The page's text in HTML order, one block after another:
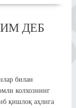
ДЕБ
билан
колхознинг
қишлоқ аҳлига